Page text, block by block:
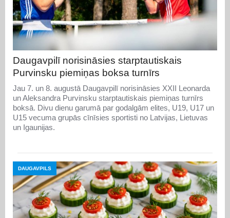
Daugavpilī norisināsies starptautiskais
Purvinsku piemiņas boksa turnīrs
Jau 7. un 8. augustā Daugavpilī norisināsies XXII Leonarda
un Aleksandra Purvinsku starptautiskais piemiņas turnīrs
boksā. Divu dienu garumā par godalgām elites, U19, U17 un
U15 vecuma grupās cīnīsies sportisti no Latvijas, Lietuvas
un Igaunijas.
DAUGAVPILS